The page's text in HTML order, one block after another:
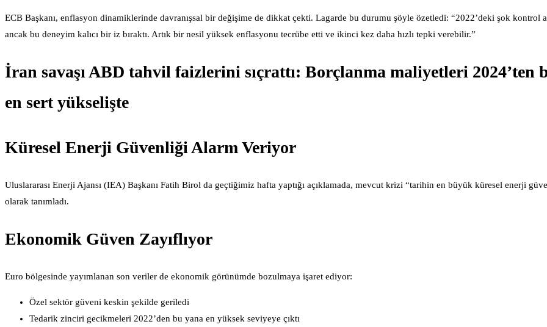
ECB Başkanı, enflasyon dinamiklerinde davranışsal bir değişime de dikkat çekti. Lagarde bu durumu şöyle özetledi: “2022’deki şok kontrol
ancak bu deneyim kalıcı bir iz bıraktı. Artık bir nesil yüksek enflasyonu tecrübe etti ve ikinci kez daha hızlı tepki verebilir.”
İran savaşı ABD tahvil faizlerini sıçrattı: Borçlanma maliyetleri 2024’ten
en sert yükselişte
Küresel Enerji Güvenliği Alarm Veriyor
Uluslararası Enerji Ajansı (IEA) Başkanı Fatih Birol da geçtiğimiz hafta yaptığı açıklamada, mevcut krizi “tarihin en büyük küresel enerji
olarak tanımladı.
Ekonomik Güven Zayıflıyor
Euro bölgesinde yayımlanan son veriler de ekonomik görünümde bozulmaya işaret ediyor:
Özel sektör güveni keskin şekilde geriledi
Tedarik zinciri gecikmeleri 2022’den bu yana en yüksek seviyeye çıktı